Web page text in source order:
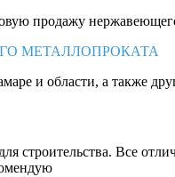
продажу
МЕТАЛЛОПРОКАТА
и области, а также
строительства. Все